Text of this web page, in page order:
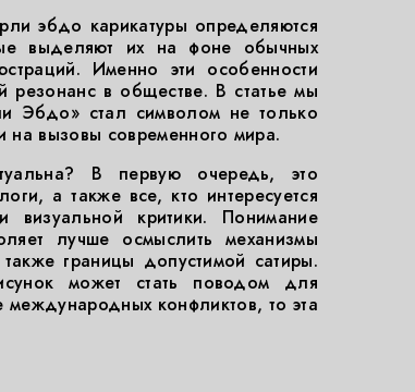
эбдо карикатуры определяются
выделяют их на фоне обычных
Именно эти особенности
в обществе. В статье мы
Эбдо» стал символом не только
вызовы современного мира.
В первую очередь, это
а также все, кто интересуется
визуальной критики. Понимание
лучше осмыслить механизмы
границы допустимой сатиры.
может стать поводом для
конфликтов, то эта